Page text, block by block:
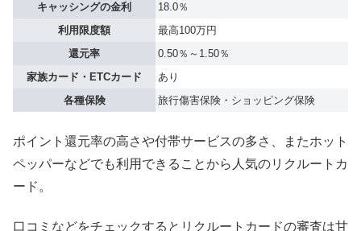
キャッシングの金利
18.0％
利用限度額
最高100万円
還元率
0.50％～1.50％
家族カード・ETCカード
あり
各種保険
旅行傷害保険・ショッピング保険
ポイント還元率の高さや付帯サービスの多さ、またホット
ペッパーなどでも利用できることから人気のリクルートカ
ード。
口コミなどをチェックするとリクルートカードの審査は甘